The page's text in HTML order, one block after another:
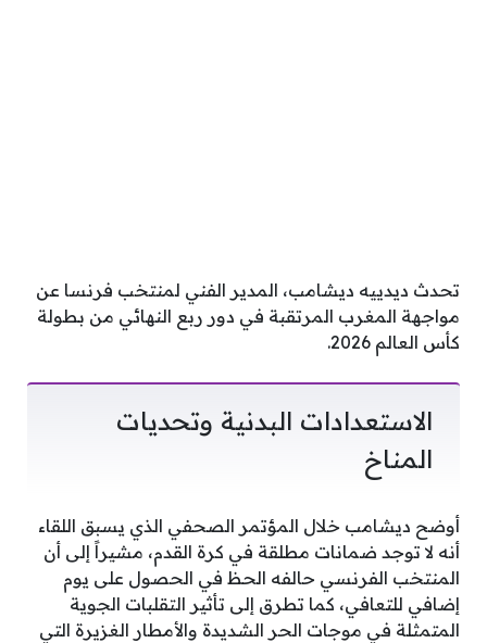
تحدث ديدييه ديشامب، المدير الفني لمنتخب فرنسا عن
مواجهة المغرب المرتقبة في دور ربع النهائي من بطولة
كأس العالم 2026.
الاستعدادات البدنية وتحديات
المناخ
أوضح ديشامب خلال المؤتمر الصحفي الذي يسبق اللقاء
أنه لا توجد ضمانات مطلقة في كرة القدم، مشيراً إلى أن
المنتخب الفرنسي حالفه الحظ في الحصول على يوم
إضافي للتعافي، كما تطرق إلى تأثير التقلبات الجوية
المتمثلة في موجات الحر الشديدة والأمطار الغزيرة التي